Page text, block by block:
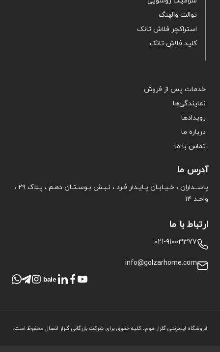
bale
آدرس ما
پاســداران ، خـیـابـان پـایـدار فـرد ، نـبـش بـوسـتـان دهـم ، پـلاک ۲۹ ،
واحـد ۱۴
ارتباط با ما
۰۲۱-۹۱۰۰۳۳۷۷
info@golzarhome.com
خدمات پس از فروش
نمایندگی‌ها
رویدادها
درباره ما
تماس با ما
توالت والهنگ
استراکچر فلاش تانک
کلید فلاش تانک
فروشگاه اینترنتی گلزار هوم، کلیه حقوق برای شرکت بازرگانی گلزار اتصال محفوظ است.